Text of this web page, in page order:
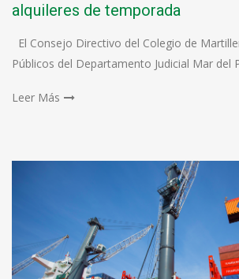
alquileres de temporada
El Consejo Directivo del Colegio de
Públicos del Departamento Judicial Mar del
Leer Más